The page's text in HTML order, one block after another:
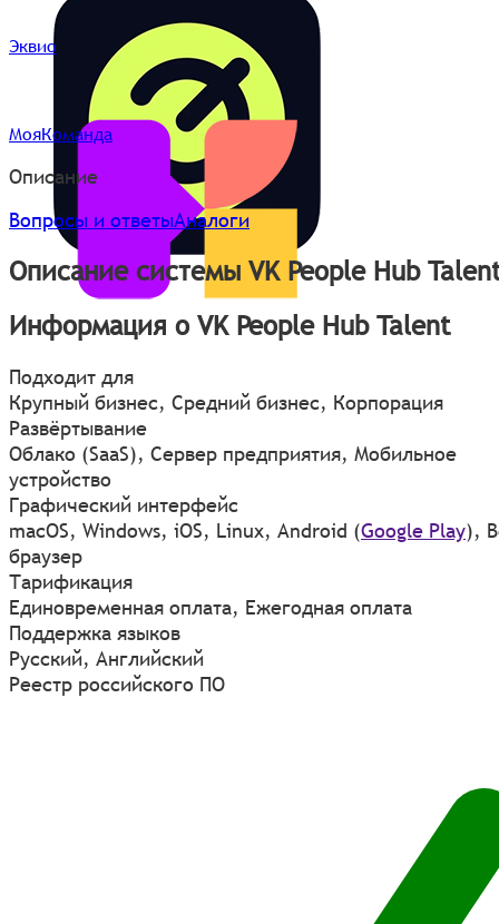
Эквио
МояКоманда
Описание
Вопросы и ответыАналоги
Описание системы VK People Hub
Информация о VK People Hub Talent
Подходит для
Крупный бизнес, Средний бизнес, Корпорация
Развёртывание
Облако (SaaS), Сервер предприятия, Мобильное
устройство
Графический интерфейс
macOS, Windows, iOS, Linux, Android (Google Play),
браузер
Тарификация
Единовременная оплата, Ежегодная оплата
Поддержка языков
Русский, Английский
Реестр российского ПО